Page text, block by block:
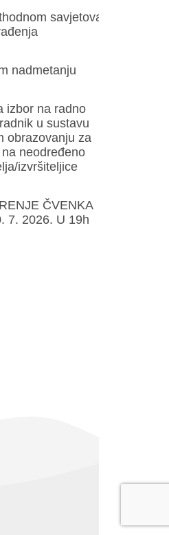
savjetovanju –
nadmetanju
izbor na radno
u sustavu
obrazovanju za
neodređeno
izvršiteljice
ČVENKA
7. 2026. U 19h